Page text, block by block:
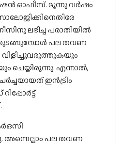
ഓഫീസ്. മൂന്നു വര്‍ഷം
ലഭിച്ച പരാതിയില്‍
തുടങ്ങുമ്പോള്‍ പല തവണ
ചെയ്തിരുന്നു. എന്നാല്‍,
ഇന്‍ട്രിം
പല തവണ